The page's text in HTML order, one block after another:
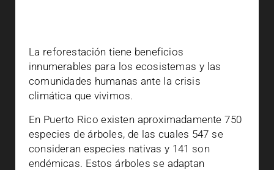
La reforestación tiene beneficios
innumerables para los ecosistemas y las
comunidades humanas ante la crisis
climática que vivimos.
En Puerto Rico existen aproximadamente 750
especies de árboles, de las cuales 547 se
consideran especies nativas y 141 son
endémicas. Estos árboles se adaptan